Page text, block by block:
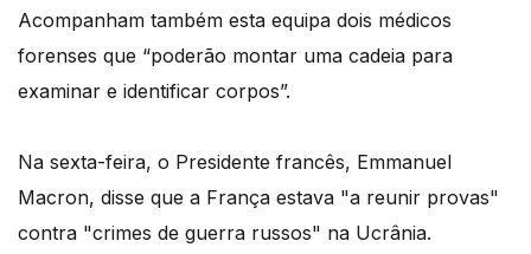
Acompanham também esta equipa dois médicos
forenses que “poderão montar uma cadeia para
examinar e identificar corpos”.
Na sexta-feira, o Presidente francês, Emmanuel
Macron, disse que a França estava "a reunir provas"
contra "crimes de guerra russos" na Ucrânia.